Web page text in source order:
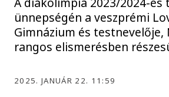
ünnepségén a veszprémi
Gimnázium és testnevelője,
rangos elismerésben
2025. JANUÁR 22. 11:59